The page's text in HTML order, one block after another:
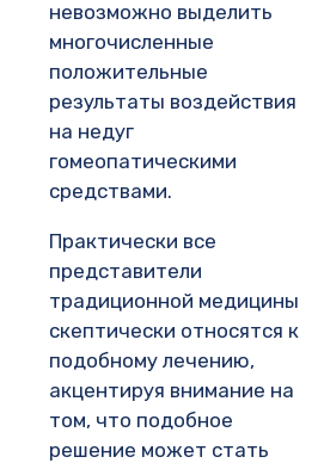
невозможно выделить
многочисленные
положительные
результаты воздействия
на недуг
гомеопатическими
средствами.
Практически все
представители
традиционной медицины
скептически относятся к
подобному лечению,
акцентируя внимание на
том, что подобное
решение может стать